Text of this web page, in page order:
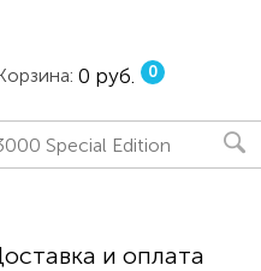
0 руб. 0
и оплата